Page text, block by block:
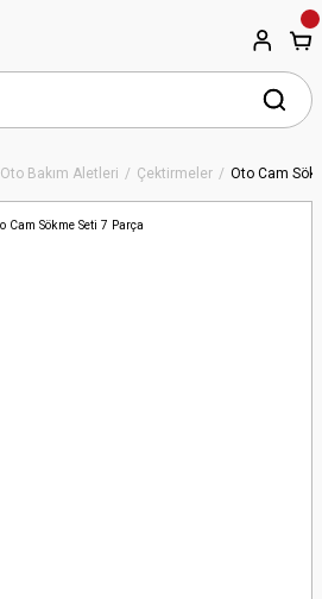
Oto Bakım Aletleri Çektirmeler Oto Cam